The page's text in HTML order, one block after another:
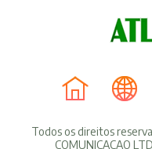
Todos os direitos
COMUNICACAO